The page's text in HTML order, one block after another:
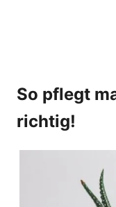
So pflegt
richtig!